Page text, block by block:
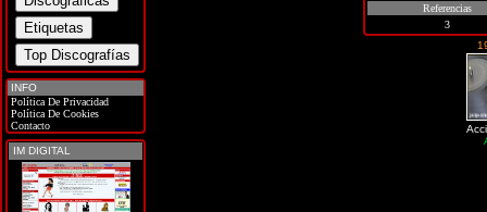
INFO
Política De Privacidad
Política De Cookies
Contacto
IM DIGITAL
Referencias
3